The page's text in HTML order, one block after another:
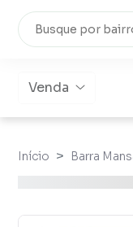
Venda
Início Barra